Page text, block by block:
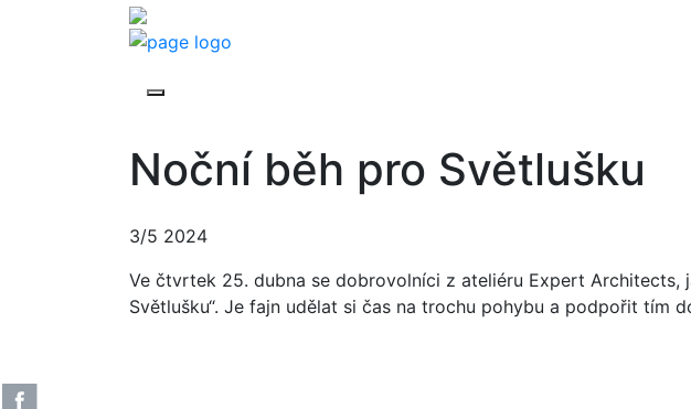
Noční běh pro Světlušku
3/5 2024
Ve čtvrtek 25. dubna se dobrovolníci z ateliéru Expert
Světlušku“. Je fajn udělat si čas na trochu pohybu a podpořit tím